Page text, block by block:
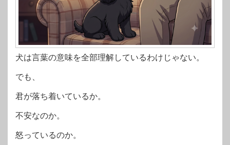
犬は言葉の意味を全部理解しているわけじゃない。
でも、
君が落ち着いているか。
不安なのか。
怒っているのか。